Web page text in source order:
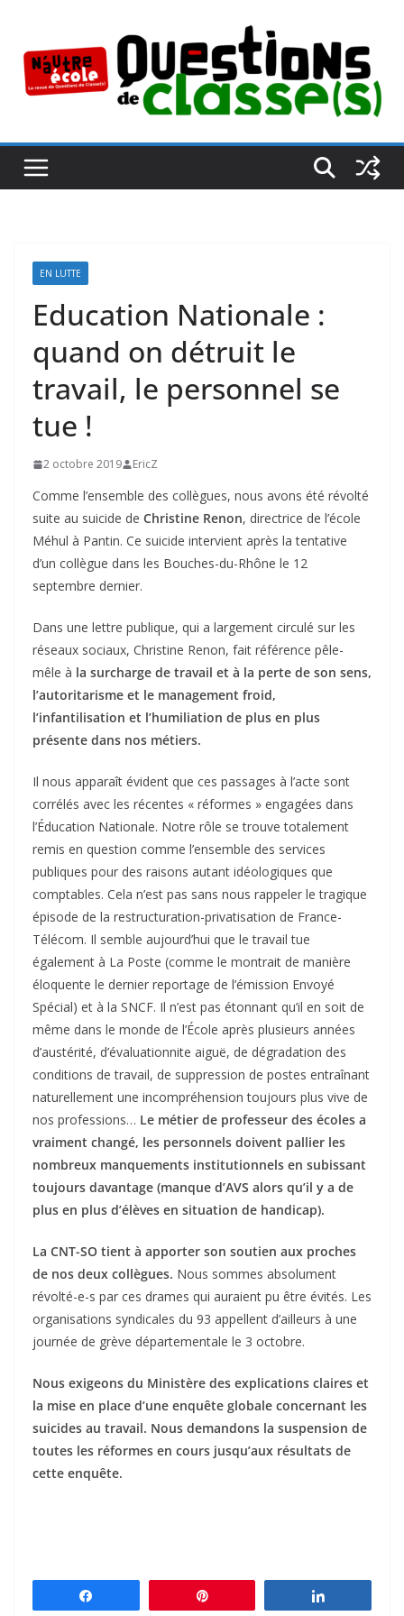
contenu
EN LUTTE
Education Nationale :
quand on détruit le
travail, le personnel se
tue !
2 octobre 2019 EricZ
Comme l’ensemble des collègues, nous avons été révolté
suite au suicide de Christine Renon, directrice de l’école
Méhul à Pantin. Ce suicide intervient après la tentative
d’un collègue dans les Bouches-du-Rhône le 12
septembre dernier.
Dans une lettre publique, qui a largement circulé sur les
réseaux sociaux, Christine Renon, fait référence pêle-
mêle à la surcharge de travail et à la perte de son sens,
l’autoritarisme et le management froid,
l’infantilisation et l’humiliation de plus en plus
présente dans nos métiers.
Il nous apparaît évident que ces passages à l’acte sont
corrélés avec les récentes « réformes » engagées dans
l’Éducation Nationale. Notre rôle se trouve totalement
remis en question comme l’ensemble des services
publiques pour des raisons autant idéologiques que
comptables. Cela n’est pas sans nous rappeler le tragique
épisode de la restructuration-privatisation de France-
Télécom. Il semble aujourd’hui que le travail tue
également à La Poste (comme le montrait de manière
éloquente le dernier reportage de l’émission Envoyé
Spécial) et à la SNCF. Il n’est pas étonnant qu’il en soit de
même dans le monde de l’École après plusieurs années
d’austérité, d’évaluationnite aiguë, de dégradation des
conditions de travail, de suppression de postes entraînant
naturellement une incompréhension toujours plus vive de
nos professions… Le métier de professeur des écoles a
vraiment changé, les personnels doivent pallier les
nombreux manquements institutionnels en subissant
toujours davantage (manque d’AVS alors qu’il y a de
plus en plus d’élèves en situation de handicap).
La CNT-SO tient à apporter son soutien aux proches
de nos deux collègues. Nous sommes absolument
révolté-e-s par ces drames qui auraient pu être évités. Les
organisations syndicales du 93 appellent d’ailleurs à une
journée de grève départementale le 3 octobre.
Nous exigeons du Ministère des explications claires et
la mise en place d’une enquête globale concernant les
suicides au travail. Nous demandons la suspension de
toutes les réformes en cours jusqu’aux résultats de
cette enquête.